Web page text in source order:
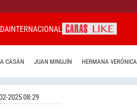
INTERNACIONAL
CASÁN JUAN MINUJÍN HERMANA VERÓNICA
2025 08:29